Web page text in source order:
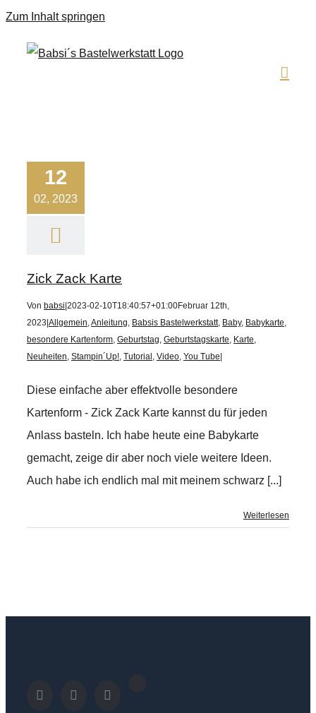
Zum Inhalt springen
12
02, 2023
Zick Zack Karte
Von babsi 2023-02-10T18:40:57+01:00Februar 12th,
2023 Allgemein,Anleitung, Babsis Bastelwerkstatt, Baby, Babykarte,
besondere Kartenform, Geburtstag, Geburtstagskarte, Karte,
Neuheiten, Stampin´Up!, Tutorial , Video, You Tube
Diese einfache aber effektvolle besondere
Kartenform - Zick Zack Karte kannst du für jeden
Anlass basteln. Ich habe heute eine Babykarte
gemacht, zeige dir aber noch viele weitere Ideen.
Auch habe ich endlich mal mit meinem schwarz [...]
Weiterlesen